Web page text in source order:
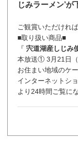
じみラーメン’が
ご観賞いただけれ
■取り扱い商品■
『 宍道湖産しじみ
本放送① 3月21日
お住まい地域のケ
インターネットシ
より24時間ご覧に